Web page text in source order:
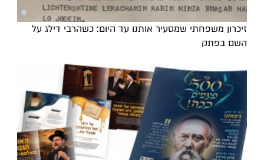
זיכרון משפחתי שמסעיר אותנו עד היום: כשהרבי דילג על
השם בפתק